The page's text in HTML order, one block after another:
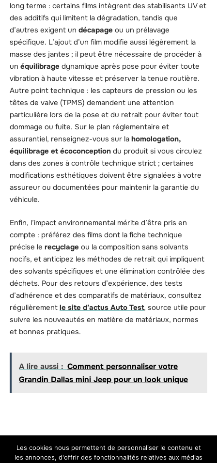
long terme : certains films intègrent des stabilisants UV et
des additifs qui limitent la dégradation, tandis que
d’autres exigent un décapage ou un prélavage
spécifique. L’ajout d’un film modifie aussi légèrement la
masse des jantes ; il peut être nécessaire de procéder à
un équilibrage dynamique après pose pour éviter toute
vibration à haute vitesse et préserver la tenue routière.
Autre point technique : les capteurs de pression ou les
têtes de valve (TPMS) demandent une attention
particulière lors de la pose et du retrait pour éviter tout
dommage ou fuite. Sur le plan réglementaire et
assurantiel, renseignez-vous sur la homologation,
équilibrage et écoconception du produit si vous circulez
dans des zones à contrôle technique strict ; certaines
modifications esthétiques doivent être signalées à votre
assureur ou documentées pour maintenir la garantie du
véhicule.
Enfin, l’impact environnemental mérite d’être pris en
compte : préférez des films dont la fiche technique
précise le recyclage ou la composition sans solvants
nocifs, et anticipez les méthodes de retrait qui impliquent
des solvants spécifiques et une élimination contrôlée des
déchets. Pour des retours d’expérience, des tests
d’adhérence et des comparatifs de matériaux, consultez
régulièrement le site d’actus Auto Test, source utile pour
suivre les nouveautés en matière de matériaux, normes
et bonnes pratiques.
A lire aussi : Comment personnaliser votre
Grandin Dallas mini Jeep pour un look unique
D'autres articles
Les cookies nous permettent de personnaliser le contenu et
les annonces, d'offrir des fonctionnalités relatives aux médias